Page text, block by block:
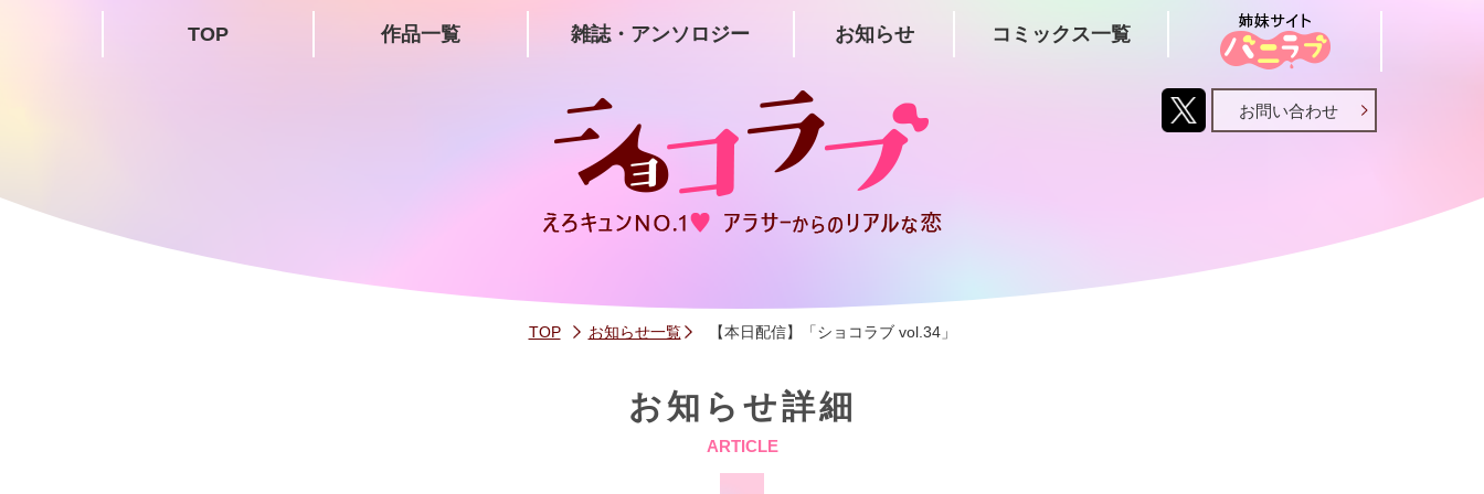
TOP 作品一覧 雑誌・アンソロジー お知らせ コミックス一覧
お問い合わせ
TOP お知らせ一覧 【本日配信】「ショコラブ vol.34」
お知らせ詳細
ARTICLE